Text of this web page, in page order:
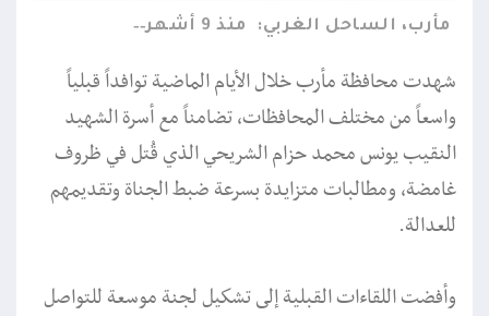
مأرب، الساحل الغربي: منذ 9 أشهر
شهدت محافظة مأرب خلال الأيام الماضية توافداً قبلياً
واسعاً من مختلف المحافظات، تضامناً مع أسرة الشهيد
النقيب يونس محمد حزام الشريحي الذي قُتل في ظروف
غامضة، ومطالبات متزايدة بسرعة ضبط الجناة وتقديمهم
للعدالة.
وأفضت اللقاءات القبلية إلى تشكيل لجنة موسعة للتواصل